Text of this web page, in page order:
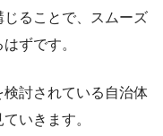
ることで、スムーズ
ずです。
討されている自治体
いきます。